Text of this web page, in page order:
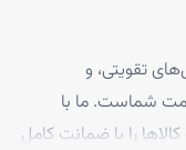
تقویتی، و
تجربه حرفه‌ای در خدمت شماست. ما با
را با ضمانت کامل